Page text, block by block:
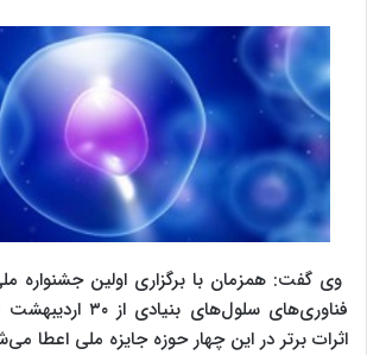
وی گفت: همزمان با برگزاری اولین جشنواره
فناوری‌های سلول‌های
اثرات برتر در این چهار حوزه جایزه ملی اعطا